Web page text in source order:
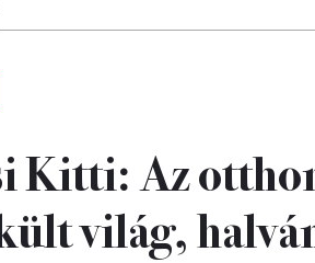
Kitti: Az
világ,